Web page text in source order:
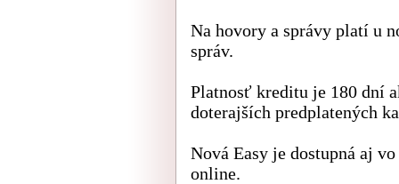
Na hovory a správy platí u
správ.
Platnosť kreditu je 180 dní
doterajších predplatených
Nová Easy je dostupná aj
online.